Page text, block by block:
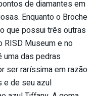
de diamantes em
Enquanto o Broche
que possui três outras
RISD Museum e no
uma das pedras
ser raríssima em razão
e de seu azul